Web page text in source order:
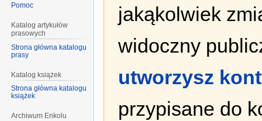
jakąkolwiek
widoczny
utworzysz
przypisane do
Pomoc
Katalog artykułów
prasowych
Strona główna katalogu
prasy
Katalog książek
Strona główna katalogu
książek
Archiwum Enkolu